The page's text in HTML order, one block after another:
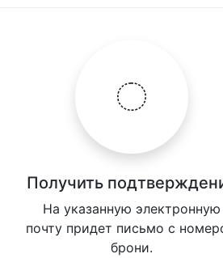
Получить
На указанную электронную
почту придет письмо с
брони.